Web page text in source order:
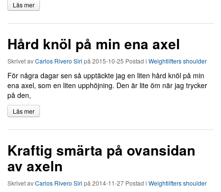
Läs mer
Hård knöl på min ena axel
Skrivet avCarlos Rivero Siri på 2015-10-25 Postad i Weightlifters shoulder
För några dagar sen så upptäckte jag en liten hård knöl på min
ena axel, som en liten upphöjning. Den är lite öm när jag trycker
på den,
Läs mer
Kraftig smärta på ovansidan
av axeln
Skrivet avCarlos Rivero Siri på 2014-11-27 Postad i Weightlifters shoulder